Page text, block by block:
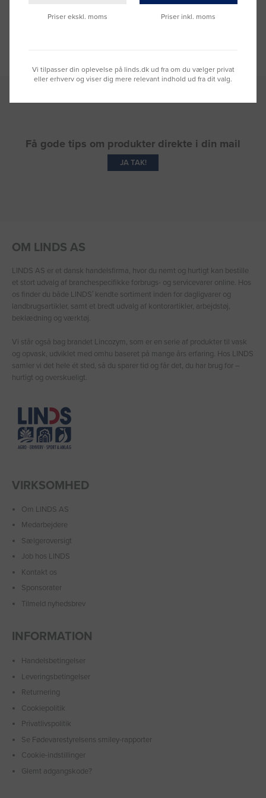
Få gode tips om produkter direkte i din mail
JA TAK!
OM LINDS AS
LINDS AS er et dansk handelsfirma, hvor du nemt og hurtigt kan bestille
et stort udvalg af branchespecifikke forbrugs- og servicevarer online. Hos
os finder du både LINDS′ kendte sortiment inden for dagligvarer og
landbrugsartikler, samt et bredt udvalg af kontorartikler, arbejdstøj,
beklædning og værktøj.
Vi står også bag brandet Lincozym, som er en serie af produkter til vask
og opvask, udviklet med omhu baseret på mange års erfaring. Hos LINDS
samler vi det hele ét sted, så du sparer tid og får det, du har brug for –
hurtigt og overskueligt.
VIRKSOMHED
Om LINDS AS
Medarbejdere
Sælgeroversigt
Job hos LINDS
Kontakt os
Sponsorater
Tilmeld nyhedsbrev
INFORMATION
Handelsbetingelser
Leveringsbetingelser
Returnering
Cookiepolitik
Privatlivspolitik
Se Fødevarestyrelsens smiley-rapporter
Cookie-indstillinger
Glemt adgangskode?
Priser ekskl. moms Priser inkl. moms
Vi tilpasser din oplevelse på linds.dk ud fra om du vælger privat
eller erhverv og viser dig mere relevant indhold ud fra dit valg.